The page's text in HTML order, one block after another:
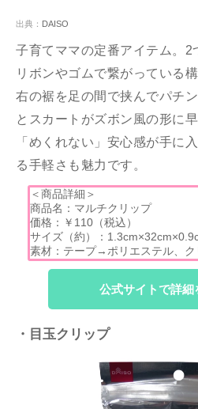
出典： DAISO
子育てママの定番アイテム。2
リボンやゴムで繋がっている
右の裾を足の間で挟んでパチ
とスカートがズボン風の形に
「めくれない」安心感が手に
る手軽さも魅力です。
＜商品詳細＞
商品名：マルチクリップ
価格：￥110（税込）
サイズ（約）：
素材：テープ→ポリエステル、
公式サイトで詳細
・目玉クリップ